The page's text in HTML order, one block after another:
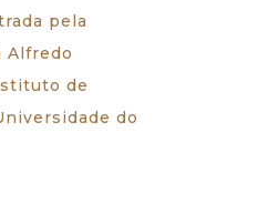
pela
Alfredo
de
do